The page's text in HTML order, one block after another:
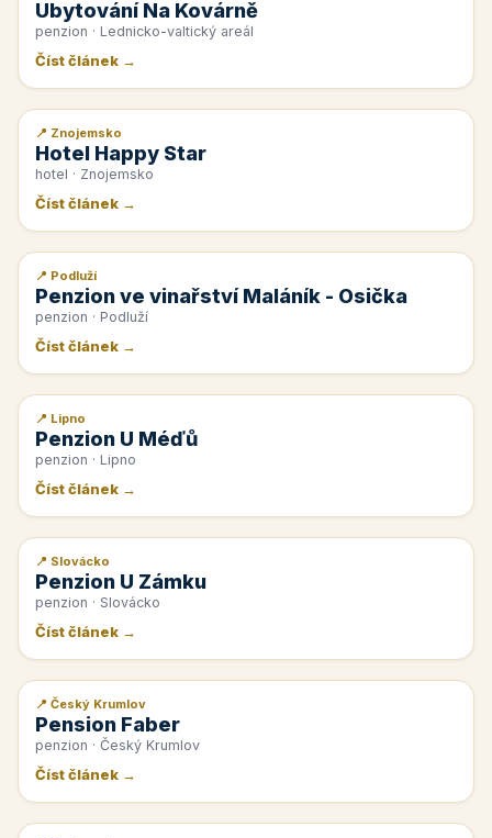
Ubytování Na Kovárně
penzion · Lednicko-valtický areál
Číst článek →
📰 PR článek
📍 Znojemsko
Hotel Happy Star
hotel · Znojemsko
Číst článek →
📰 PR článek
📍 Podluží
Penzion ve vinařství Maláník - Osička
penzion · Podluží
Číst článek →
📰 PR článek
📍 Lipno
Penzion U Méďů
penzion · Lipno
Číst článek →
📰 PR článek
📍 Slovácko
Penzion U Zámku
penzion · Slovácko
Číst článek →
📰 PR článek
📍 Český Krumlov
Pension Faber
penzion · Český Krumlov
Číst článek →